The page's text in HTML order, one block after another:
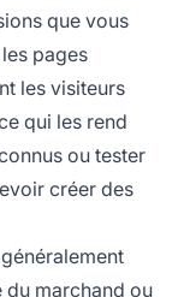
que vous
pages
les visiteurs
qui les rend
ou tester
créer des
du marchand ou